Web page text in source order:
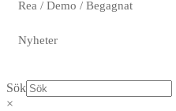
Rea / Demo / Begagnat
Nyheter
Sök
×